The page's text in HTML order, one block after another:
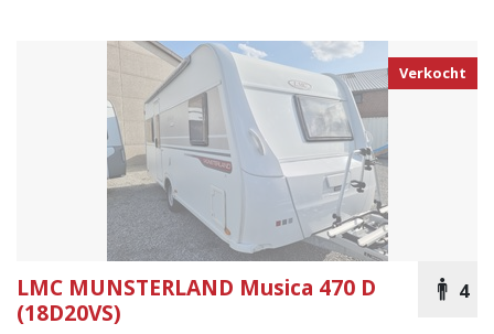
Verkocht
4
LMC MUNSTERLAND Musica 470 D
(18D20VS)